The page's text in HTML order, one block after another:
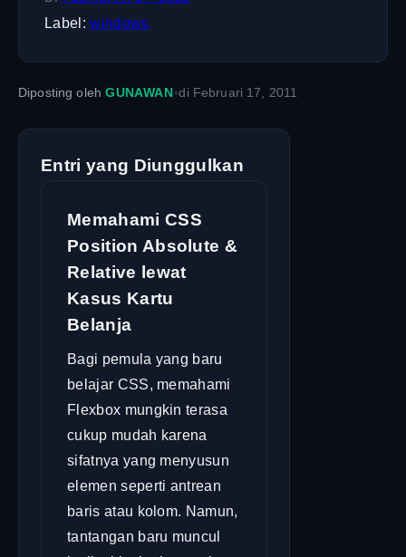
Label: windows
Diposting olehGUNAWAN•di Februari 17, 2011
Entri yang Diunggulkan
Memahami CSS
Position Absolute &
Relative lewat
Kasus Kartu
Belanja
Bagi pemula yang baru
belajar CSS, memahami
Flexbox mungkin terasa
cukup mudah karena
sifatnya yang menyusun
elemen seperti antrean
baris atau kolom. Namun,
tantangan baru muncul